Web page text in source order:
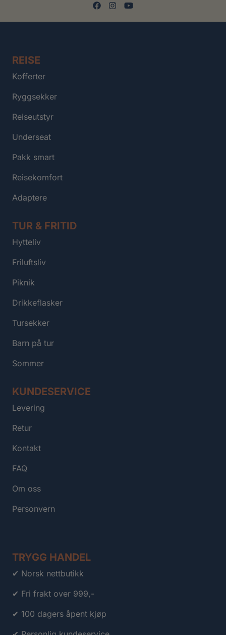
REISE
Kofferter
Ryggsekker
Reiseutstyr
Underseat
Pakk smart
Reisekomfort
Adaptere
TUR & FRITID
Hytteliv
Friluftsliv
Piknik
Drikkeflasker
Tursekker
Barn på tur
Sommer
KUNDESERVICE
Levering
Retur
Kontakt
FAQ
Om oss
Personvern
TRYGG HANDEL
✔ Norsk nettbutikk
✔ Fri frakt over 999,-
✔ 100 dagers åpent kjøp